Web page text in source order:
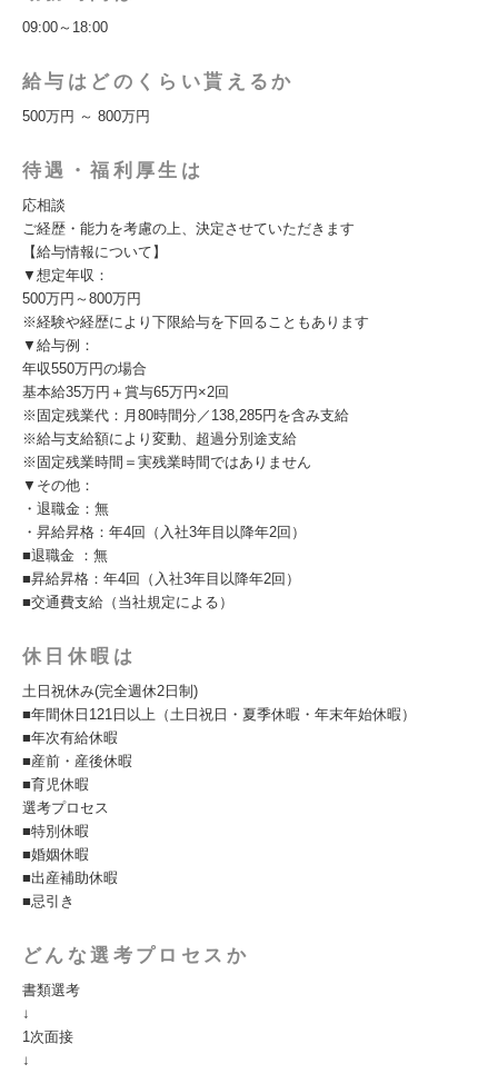
09:00～18:00
給与はどのくらい貰えるか
500万円 ～ 800万円
待遇・福利厚生は
応相談
ご経歴・能力を考慮の上、決定させていただきます
【給与情報について】
▼想定年収：
500万円～800万円
※経験や経歴により下限給与を下回ることもあります
▼給与例：
年収550万円の場合
基本給35万円＋賞与65万円×2回
※固定残業代：月80時間分／138,285円を含み支給
※給与支給額により変動、超過分別途支給
※固定残業時間＝実残業時間ではありません
▼その他：
・退職金：無
・昇給昇格：年4回（入社3年目以降年2回）
■退職金 ：無
■昇給昇格：年4回（入社3年目以降年2回）
■交通費支給（当社規定による）
休日休暇は
土日祝休み(完全週休2日制)
■年間休日121日以上（土日祝日・夏季休暇・年末年始休暇）
■年次有給休暇
■産前・産後休暇
■育児休暇
選考プロセス
■特別休暇
■婚姻休暇
■出産補助休暇
■忌引き
どんな選考プロセスか
書類選考
↓
1次面接
↓